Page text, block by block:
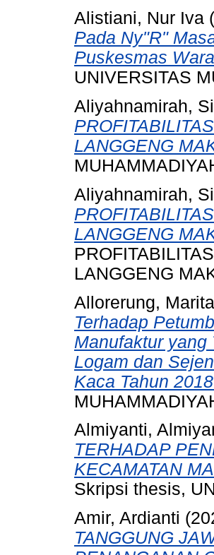
Alistiani, Nur Iva
Pada Ny"R"
Puskesmas
UNIVERSITAS
Aliyahnamirah,
LANGGENG
Aliyahnamirah,
LANGGENG
LANGGENG
Allorerung, Marita
Terhadap
Manufaktur yang
Logam dan
Kaca Tahun
Almiyanti,
TERHADAP
KECAMATAN
Skripsi thesis,
Amir, Ardianti
TANGGUNG